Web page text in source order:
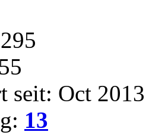
seit: Oct 2013
13